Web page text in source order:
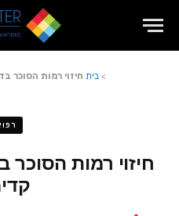
>בית חיזוי רמות הסוכר
חיזוי רמות